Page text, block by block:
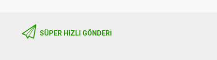
SÜPER HIZLI GÖNDERI